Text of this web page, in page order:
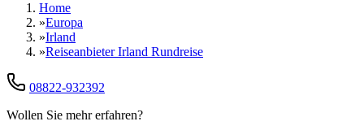
Home
»Europa
»Irland
»Reiseanbieter Irland Rundreise
08822-932392
Wollen Sie mehr erfahren?